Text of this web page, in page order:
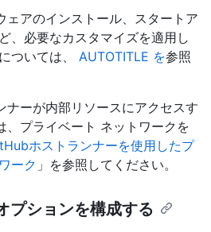
ェアのインストール、スタートア
、必要なカスタマイズを適用し
ついては、 AUTOTITLE を参照
ナーが内部リソースにアクセスす
、プライベート ネットワークを
ホストランナーを使用したプ
ーク 」を参照してください。
プションを構成する